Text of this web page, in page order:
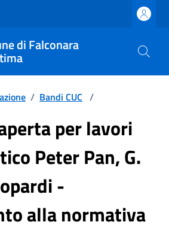
di Falconara
/ Bandi CUC /
per lavori
Peter Pan, G.
-
alla normativa